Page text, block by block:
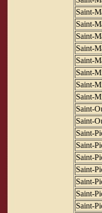
Saint-
Saint-
Saint-
Saint-
Saint-
Saint-
Saint-
Saint-
Saint-
Saint-
Saint-
Saint-
Saint-
Saint-
Saint-
Saint-
Saint-